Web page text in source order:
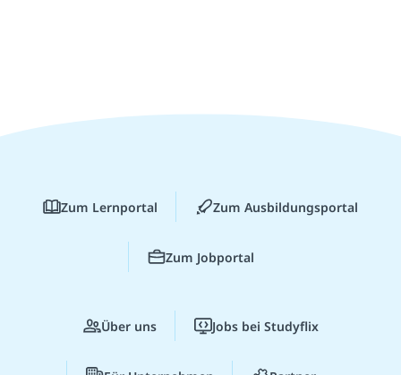
Zum Lernportal Zum Ausbildungsportal
Zum Jobportal
Über uns Jobs bei Studyflix